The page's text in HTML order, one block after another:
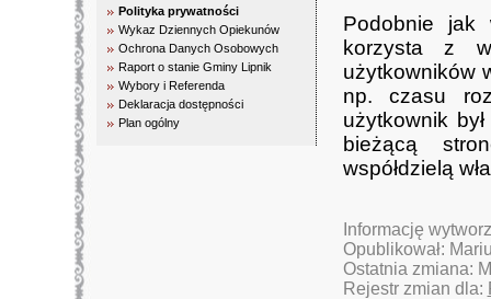
Polityka prywatności
Wykaz Dziennych Opiekunów
Ochrona Danych Osobowych
Raport o stanie Gminy Lipnik
Wybory i Referenda
Deklaracja dostępności
Plan ogólny
Podobnie jak
korzysta z
użytkowników
np. czasu
użytkownik
bieżącą
współdzielą
Informację
Opublikował:
Ostatnia zmiana:
Rejestr zmian dla: